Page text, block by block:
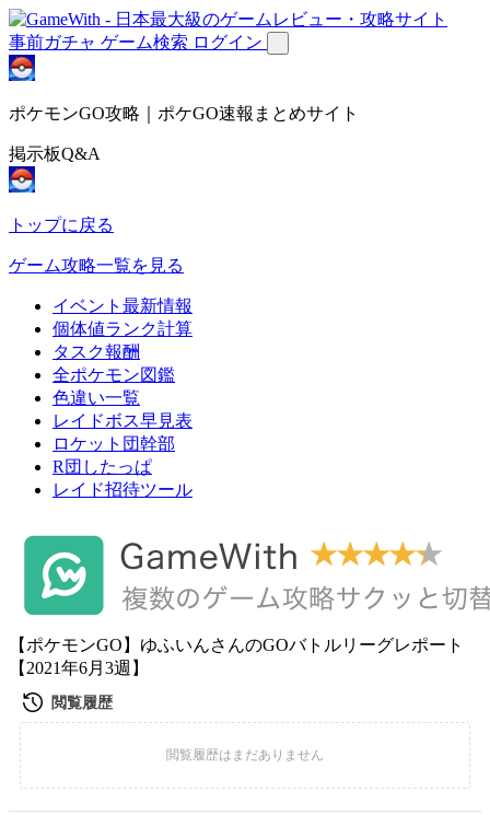
事前ガチャ ゲーム検索 ログイン
ポケモンGO攻略｜ポケGO速報まとめサイト
掲示板Q&A
トップに戻る
ゲーム攻略一覧を見る
イベント最新情報
個体値ランク計算
タスク報酬
全ポケモン図鑑
色違い一覧
レイドボス早見表
ロケット団幹部
R団したっぱ
レイド招待ツール
【ポケモンGO】ゆふいんさんのGOバトルリーグレポート
【2021年6月3週】